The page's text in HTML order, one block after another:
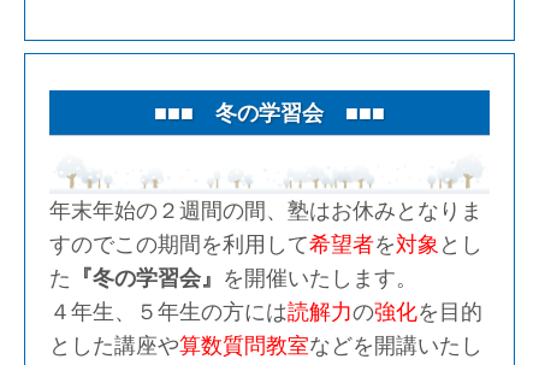
■■■ 冬の学習会 ■■■
年末年始の２週間の間、塾はお休みとなりま
すのでこの期間を利用して希望者を対象 とし
た 『冬の学習会』 を開催いたします。
４年生、５年生の方には読解力の強化を目的
とした講座や算数質問教室などを開講いたし